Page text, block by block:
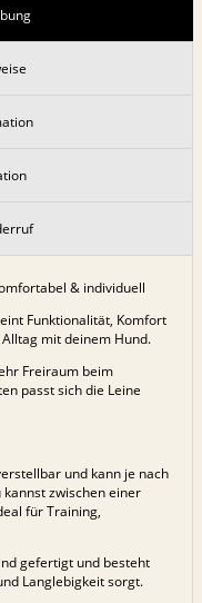
& individuell
Funktionalität, Komfort
mit deinem Hund.
Freiraum beim
passt sich die Leine
und kann je nach
zwischen einer
für Training,
gefertigt und besteht
Langlebigkeit sorgt.